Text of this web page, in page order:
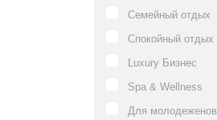
Семейный отдых
Спокойный отдых
Luxury Бизнес
Spa & Wellness
Для молодеженов